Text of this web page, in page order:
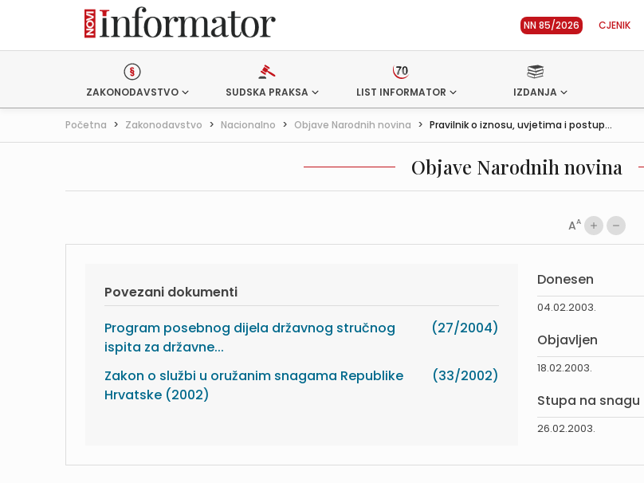
NN 85/2026 CJENIK
ZAKONODAVSTVO SUDSKA PRAKSA LIST INFORMATOR IZDANJA
Početna > Zakonodavstvo > Nacionalno > Objave Narodnih novina > Pravilnik o iznosu, uvjetima i postup...
Objave Narodnih novina
AA
Povezani dokumenti
Program posebnog dijela državnog stručnog
ispita za državne...
(27/2004)
Zakon o službi u oružanim snagama Republike
Hrvatske (2002)
(33/2002)
Donesen
04.02.2003.
Objavljen
18.02.2003.
Stupa na snagu
26.02.2003.